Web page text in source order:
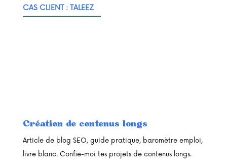
CAS CLIENT : TALEEZ
Création de contenus longs
Article de blog SEO, guide pratique, baromètre emploi,
livre blanc. Confie-moi tes projets de contenus longs.